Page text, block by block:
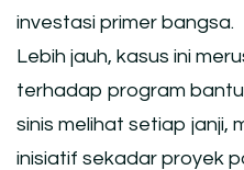
investasi primer bangsa.
Lebih jauh, kasus ini
terhadap program
sinis melihat setiap janji,
inisiatif sekadar proyek